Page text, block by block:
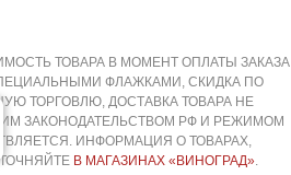
ТОВАРА В МОМЕНТ ОПЛАТЫ ЗАКАЗА
ФЛАЖКАМИ, СКИДКА ПО
ТОРГОВЛЮ, ДОСТАВКА ТОВАРА НЕ
ЗАКОНОДАТЕЛЬСТВОМ РФ И РЕЖИМОМ
ИНФОРМАЦИЯ О ТОВАРАХ,
В МАГАЗИНАХ «ВИНОГРАД».